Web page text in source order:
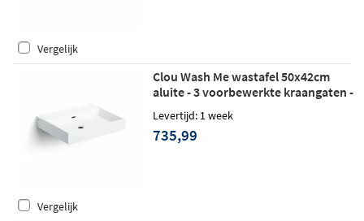
Vergelijk
Clou Wash Me wastafel 50x42cm
aluite - 3 voorbewerkte kraangaten -
Levertijd: 1 week
735,99
Vergelijk